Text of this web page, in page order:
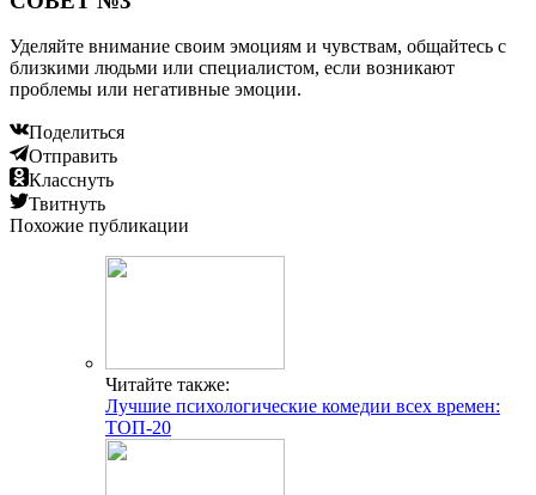
Уделяйте внимание своим эмоциям и чувствам, общайтесь с
близкими людьми или специалистом, если возникают
проблемы или негативные эмоции.
Поделиться
Отправить
Класснуть
Твитнуть
Похожие публикации
Читайте также:
Лучшие психологические комедии всех времен:
ТОП-20